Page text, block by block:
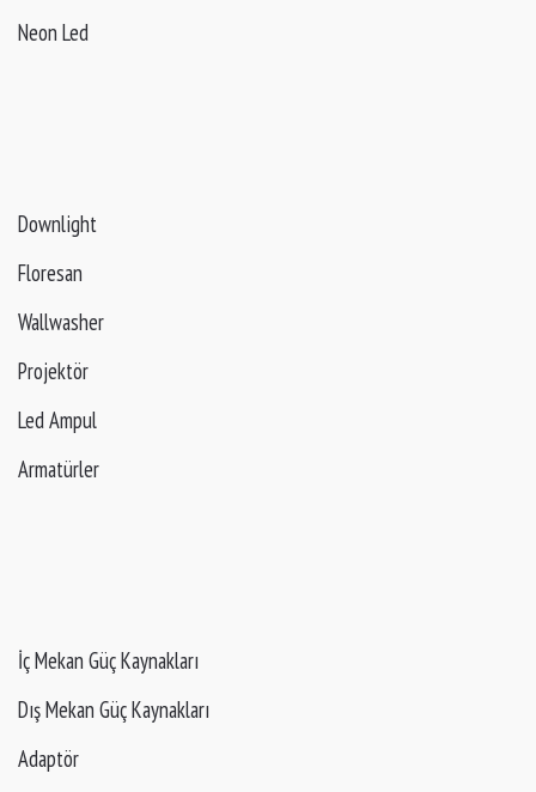
Neon Led
Downlight
Floresan
Wallwasher
Projektör
Led Ampul
Armatürler
İç Mekan Güç Kaynakları
Dış Mekan Güç Kaynakları
Adaptör